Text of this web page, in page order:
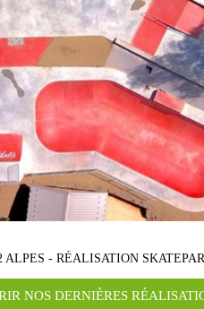
ALPES - RÉALISATION
NOS DERNIÈRES